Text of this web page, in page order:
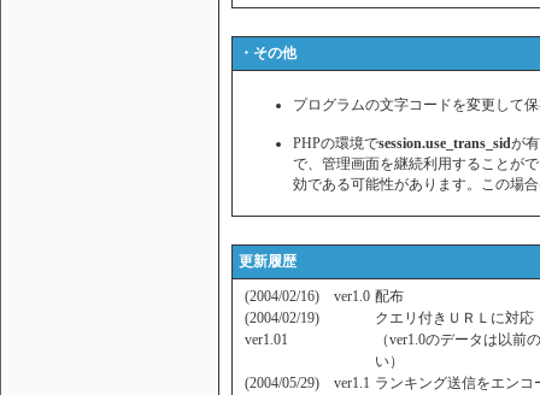
・その他
プログラムの文字コードを変更して
PHPの環境でsession.use_trans_sidが
で、管理画面を継続利用することが
効である可能性があります。この場
更新履歴
(2004/02/16) ver1.0 配布
(2004/02/19)
ver1.01
クエリ付きＵＲＬに対応
（ver1.0のデータは以前
い）
(2004/05/29) ver1.1 ランキング送信をエンコ